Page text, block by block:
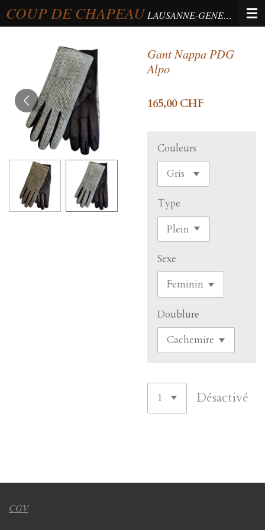
Passer
au
COUP DE CHAPEAU LAUSANNE-GENEVA-BERNE
Gant Nappa PDG
Alpo
165,00 CHF
Couleurs
Type
Sexe
Doublure
Désactivé
CGV